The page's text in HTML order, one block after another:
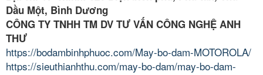
Dầu Một, Bình Dương
CÔNG TY TNHH TM DV TƯ VẤN CÔNG NGHỆ ANH
THƯ
https://bodambinhphuoc.com/May-bo-dam-MOTOROLA/
https://sieuthianhthu.com/may-bo-dam/may-bo-dam-